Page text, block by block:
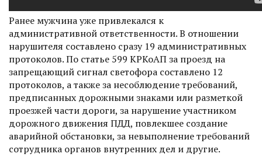
Ранее мужчина уже привлекался к
административной ответственности. В отношении
нарушителя составлено сразу 19 административных
протоколов. По статье 599 КРКоАП за проезд на
запрещающий сигнал светофора составлено 12
протоколов, а также за несоблюдение требований,
предписанных дорожными знаками или разметкой
проезжей части дороги, за нарушение участником
дорожного движения ПДД, повлекшее создание
аварийной обстановки, за невыполнение требований
сотрудника органов внутренних дел и другие.